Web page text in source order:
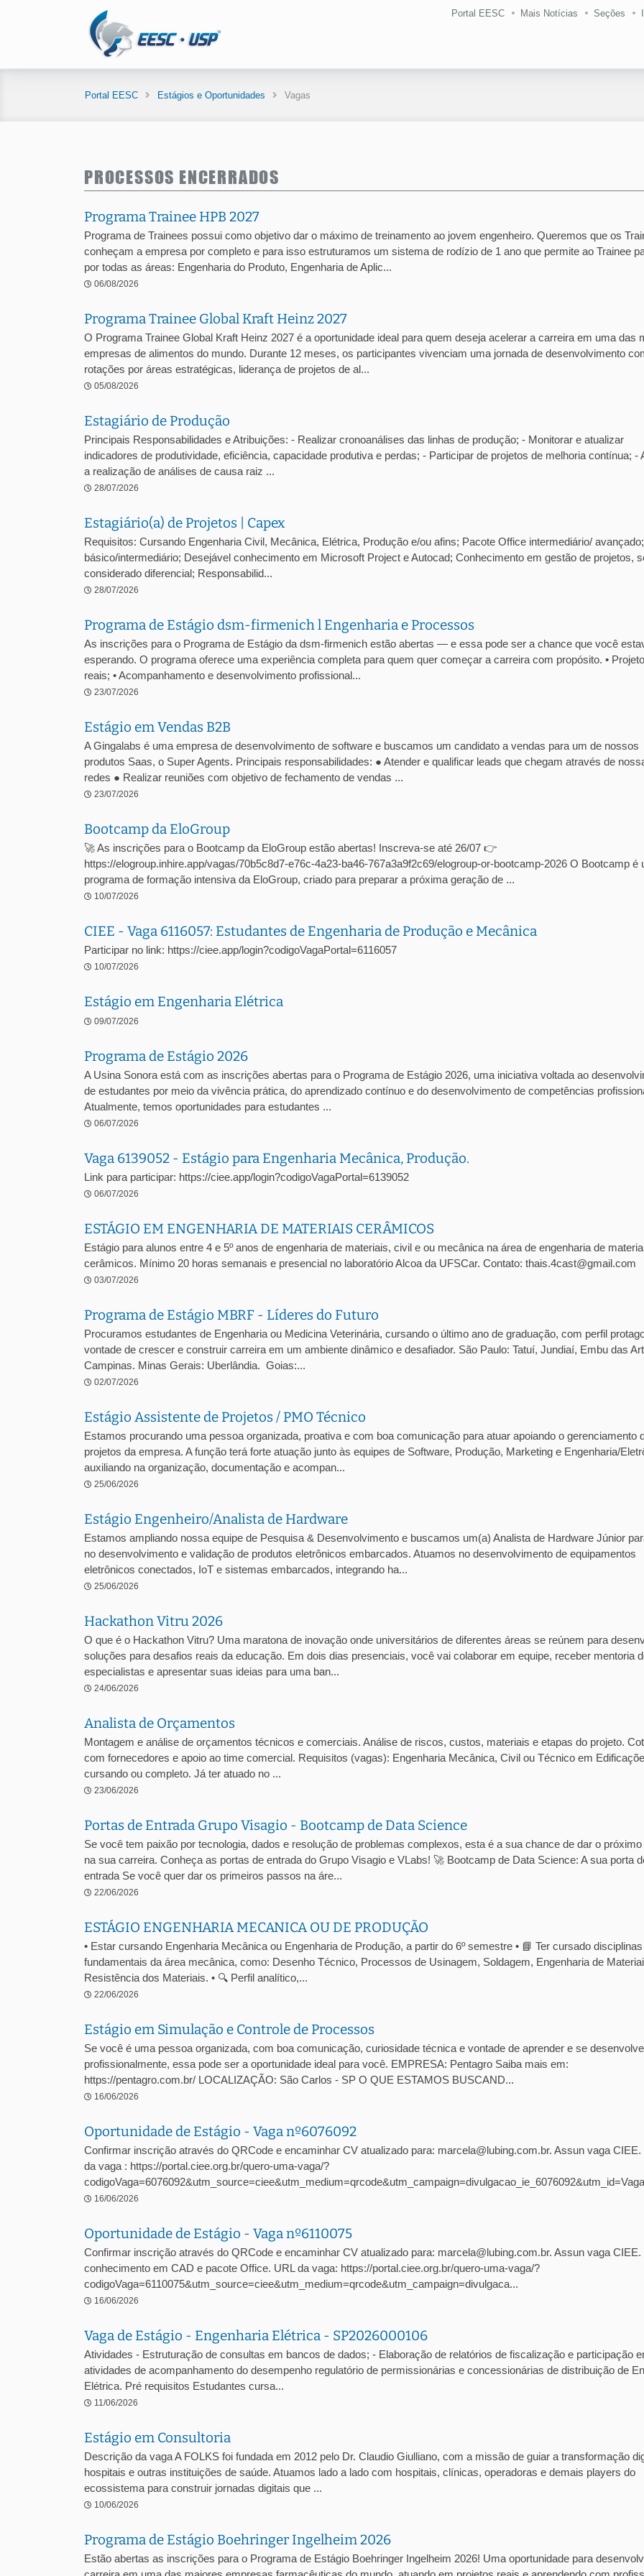
Portal EESC Mais Notícias Seções
Portal EESC Estágios e Oportunidades Vagas
PROCESSOS ENCERRADOS
Programa Trainee HPB 2027
Programa de Trainees possui como objetivo dar o máximo de treinamento ao jovem engenheiro. Queremos que os
conheçam a empresa por completo e para isso estruturamos um sistema de rodízio de 1 ano que permite ao Trainee
por todas as áreas: Engenharia do Produto, Engenharia de Aplic...
06/08/2026
Programa Trainee Global Kraft Heinz 2027
O Programa Trainee Global Kraft Heinz 2027 é a oportunidade ideal para quem deseja acelerar a carreira em uma das
empresas de alimentos do mundo. Durante 12 meses, os participantes vivenciam uma jornada de desenvolvimento
rotações por áreas estratégicas, liderança de projetos de al...
05/08/2026
Estagiário de Produção
Principais Responsabilidades e Atribuições: - Realizar cronoanálises das linhas de produção; - Monitorar e atualizar
indicadores de produtividade, eficiência, capacidade produtiva e perdas; - Participar de projetos de melhoria contínua; -
a realização de análises de causa raiz ...
28/07/2026
Estagiário(a) de Projetos | Capex
Requisitos: Cursando Engenharia Civil, Mecânica, Elétrica, Produção e/ou afins; Pacote Office intermediário/
básico/intermediário; Desejável conhecimento em Microsoft Project e Autocad; Conhecimento em gestão de projetos,
considerado diferencial; Responsabilid...
28/07/2026
Programa de Estágio dsm-firmenich l Engenharia e Processos
As inscrições para o Programa de Estágio da dsm-firmenich estão abertas — e essa pode ser a chance que você
esperando. O programa oferece uma experiência completa para quem quer começar a carreira com propósito. •
reais; • Acompanhamento e desenvolvimento profissional...
23/07/2026
Estágio em Vendas B2B
A Gingalabs é uma empresa de desenvolvimento de software e buscamos um candidato a vendas para um de nossos
produtos Saas, o Super Agents. Principais responsabilidades: ● Atender e qualificar leads que chegam através de
redes ● Realizar reuniões com objetivo de fechamento de vendas ...
23/07/2026
Bootcamp da EloGroup
🚀 As inscrições para o Bootcamp da EloGroup estão abertas! Inscreva-se até 26/07 👉
https://elogroup.inhire.app/vagas/70b5c8d7-e76c-4a23-ba46-767a3a9f2c69/elogroup-or-bootcamp-2026 O Bootcamp é
programa de formação intensiva da EloGroup, criado para preparar a próxima geração de ...
10/07/2026
CIEE - Vaga 6116057: Estudantes de Engenharia de Produção e Mecânica
Participar no link: https://ciee.app/login?codigoVagaPortal=6116057
10/07/2026
Estágio em Engenharia Elétrica
09/07/2026
Programa de Estágio 2026
A Usina Sonora está com as inscrições abertas para o Programa de Estágio 2026, uma iniciativa voltada ao
de estudantes por meio da vivência prática, do aprendizado contínuo e do desenvolvimento de competências
Atualmente, temos oportunidades para estudantes ...
06/07/2026
Vaga 6139052 - Estágio para Engenharia Mecânica, Produção.
Link para participar: https://ciee.app/login?codigoVagaPortal=6139052
06/07/2026
ESTÁGIO EM ENGENHARIA DE MATERIAIS CERÂMICOS
Estágio para alunos entre 4 e 5º anos de engenharia de materiais, civil e ou mecânica na área de engenharia de
cerâmicos. Mínimo 20 horas semanais e presencial no laboratório Alcoa da UFSCar. Contato: thais.4cast@gmail.com
03/07/2026
Programa de Estágio MBRF - Líderes do Futuro
Procuramos estudantes de Engenharia ou Medicina Veterinária, cursando o último ano de graduação, com perfil
vontade de crescer e construir carreira em um ambiente dinâmico e desafiador. São Paulo: Tatuí, Jundiaí, Embu das
Campinas. Minas Gerais: Uberlândia. Goias:...
02/07/2026
Estágio Assistente de Projetos / PMO Técnico
Estamos procurando uma pessoa organizada, proativa e com boa comunicação para atuar apoiando o gerenciamento
projetos da empresa. A função terá forte atuação junto às equipes de Software, Produção, Marketing e Engenharia/
auxiliando na organização, documentação e acompan...
25/06/2026
Estágio Engenheiro/Analista de Hardware
Estamos ampliando nossa equipe de Pesquisa & Desenvolvimento e buscamos um(a) Analista de Hardware Júnior
no desenvolvimento e validação de produtos eletrônicos embarcados. Atuamos no desenvolvimento de equipamentos
eletrônicos conectados, IoT e sistemas embarcados, integrando ha...
25/06/2026
Hackathon Vitru 2026
O que é o Hackathon Vitru? Uma maratona de inovação onde universitários de diferentes áreas se reúnem para
soluções para desafios reais da educação. Em dois dias presenciais, você vai colaborar em equipe, receber mentoria
especialistas e apresentar suas ideias para uma ban...
24/06/2026
Analista de Orçamentos
Montagem e análise de orçamentos técnicos e comerciais. Análise de riscos, custos, materiais e etapas do projeto.
com fornecedores e apoio ao time comercial. Requisitos (vagas): Engenharia Mecânica, Civil ou Técnico em
cursando ou completo. Já ter atuado no ...
23/06/2026
Portas de Entrada Grupo Visagio - Bootcamp de Data Science
Se você tem paixão por tecnologia, dados e resolução de problemas complexos, esta é a sua chance de dar o
na sua carreira. Conheça as portas de entrada do Grupo Visagio e VLabs! 🚀 Bootcamp de Data Science: A sua porta
entrada Se você quer dar os primeiros passos na áre...
22/06/2026
ESTÁGIO ENGENHARIA MECANICA OU DE PRODUÇÃO
• Estar cursando Engenharia Mecânica ou Engenharia de Produção, a partir do 6º semestre • 📘 Ter cursado disciplinas
fundamentais da área mecânica, como: Desenho Técnico, Processos de Usinagem, Soldagem, Engenharia de
Resistência dos Materiais. • 🔍 Perfil analítico,...
22/06/2026
Estágio em Simulação e Controle de Processos
Se você é uma pessoa organizada, com boa comunicação, curiosidade técnica e vontade de aprender e se
profissionalmente, essa pode ser a oportunidade ideal para você. EMPRESA: Pentagro Saiba mais em:
https://pentagro.com.br/ LOCALIZAÇÃO: São Carlos - SP O QUE ESTAMOS BUSCAND...
16/06/2026
Oportunidade de Estágio - Vaga nº6076092
Confirmar inscrição através do QRCode e encaminhar CV atualizado para: marcela@lubing.com.br. Assun vaga CIEE.
da vaga : https://portal.ciee.org.br/quero-uma-vaga/?
16/06/2026
Oportunidade de Estágio - Vaga nº6110075
Confirmar inscrição através do QRCode e encaminhar CV atualizado para: marcela@lubing.com.br. Assun vaga CIEE.
conhecimento em CAD e pacote Office. URL da vaga: https://portal.ciee.org.br/quero-uma-vaga/?
codigoVaga=6110075&utm_source=ciee&utm_medium=qrcode&utm_campaign=divulgaca...
16/06/2026
Vaga de Estágio - Engenharia Elétrica - SP2026000106
Atividades - Estruturação de consultas em bancos de dados; - Elaboração de relatórios de fiscalização e participação
atividades de acompanhamento do desempenho regulatório de permissionárias e concessionárias de distribuição de
Elétrica. Pré requisitos Estudantes cursa...
11/06/2026
Estágio em Consultoria
Descrição da vaga A FOLKS foi fundada em 2012 pelo Dr. Claudio Giulliano, com a missão de guiar a transformação
hospitais e outras instituições de saúde. Atuamos lado a lado com hospitais, clínicas, operadoras e demais players do
ecossistema para construir jornadas digitais que ...
10/06/2026
Programa de Estágio Boehringer Ingelheim 2026
Estão abertas as inscrições para o Programa de Estágio Boehringer Ingelheim 2026! Uma oportunidade para